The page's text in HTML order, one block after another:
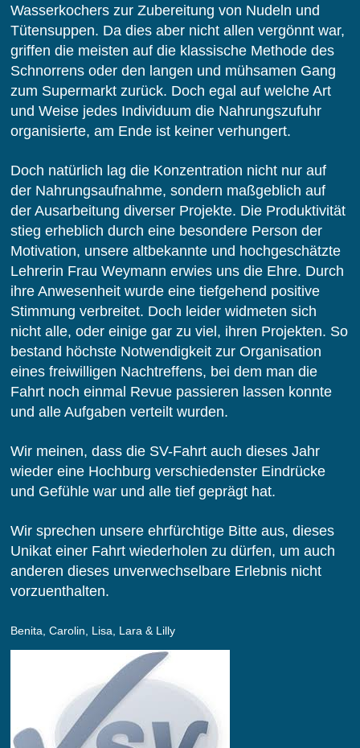
Wasserkochers zur Zubereitung von Nudeln und
Tütensuppen. Da dies aber nicht allen vergönnt war,
griffen die meisten auf die klassische Methode des
Schnorrens oder den langen und mühsamen Gang
zum Supermarkt zurück. Doch egal auf welche Art
und Weise jedes Individuum die Nahrungszufuhr
organisierte, am Ende ist keiner verhungert.
Doch natürlich lag die Konzentration nicht nur auf
der Nahrungsaufnahme, sondern maßgeblich auf
der Ausarbeitung diverser Projekte. Die Produktivität
stieg erheblich durch eine besondere Person der
Motivation, unsere altbekannte und hochgeschätzte
Lehrerin Frau Weymann erwies uns die Ehre. Durch
ihre Anwesenheit wurde eine tiefgehend positive
Stimmung verbreitet. Doch leider widmeten sich
nicht alle, oder einige gar zu viel, ihren Projekten. So
bestand höchste Notwendigkeit zur Organisation
eines freiwilligen Nachtreffens, bei dem man die
Fahrt noch einmal Revue passieren lassen konnte
und alle Aufgaben verteilt wurden.
Wir meinen, dass die SV-Fahrt auch dieses Jahr
wieder eine Hochburg verschiedenster Eindrücke
und Gefühle war und alle tief geprägt hat.
Wir sprechen unsere ehrfürchtige Bitte aus, dieses
Unikat einer Fahrt wiederholen zu dürfen, um auch
anderen dieses unverwechselbare Erlebnis nicht
vorzuenthalten.
Benita, Carolin, Lisa, Lara & Lilly